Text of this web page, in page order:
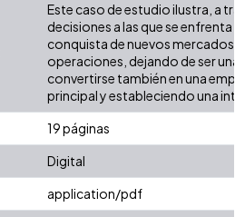
Este caso de estudio ilustra, a
decisiones a las que se enfrenta
conquista de nuevos mercados,
operaciones, dejando de ser
convertirse también en una
principal y estableciendo una
19 páginas
Digital
application/pdf